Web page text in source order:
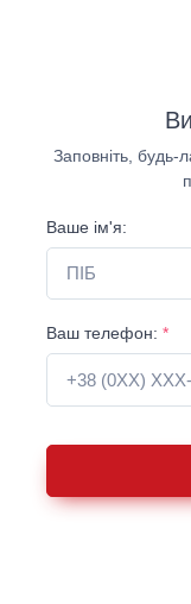
Заповніть, будь-
Ваше ім'я:
Ваш телефон: *